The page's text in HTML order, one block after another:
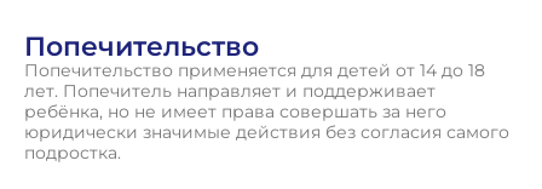
Попечительство
Попечительство применяется для детей от 14 до 18
лет. Попечитель направляет и поддерживает
ребёнка, но не имеет права совершать за него
юридически значимые действия без согласия самого
подростка.